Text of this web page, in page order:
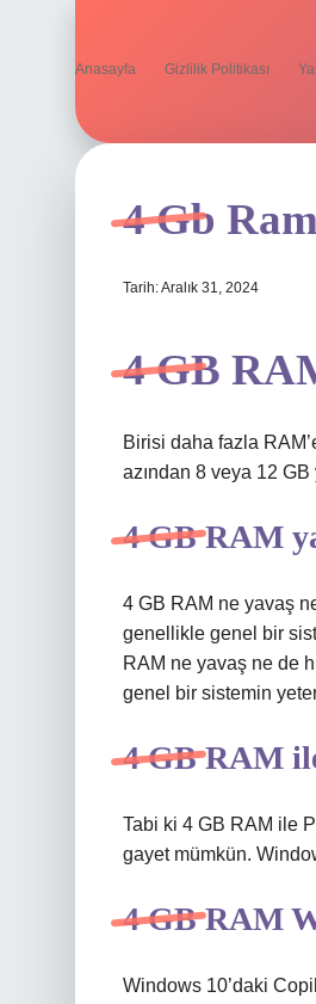
Anasayfa Gizlilik Politikası
4 Gb
Tarih: Aralık 31, 2024
4 GB
Birisi daha fazla
azından 8 veya 12 GB
4 GB RAM
4 GB RAM ne yavaş
genellikle genel bir
RAM ne yavaş ne de
genel bir sistemin
4 GB RAM
Tabi ki 4 GB RAM ile
gayet mümkün.
4 GB RAM
Windows 10’daki